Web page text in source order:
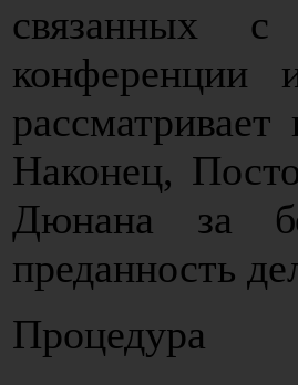
связанных
конференции
Наконец,
Дюнана за
преданность
Процедура